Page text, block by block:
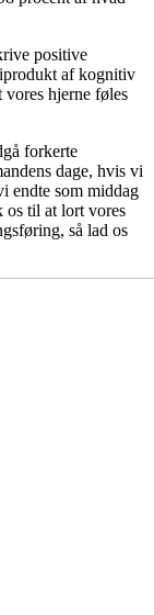
positive
af kognitiv
vores hjerne føles
forkerte
dage, hvis vi
endte som middag
os til at lort vores
så lad os